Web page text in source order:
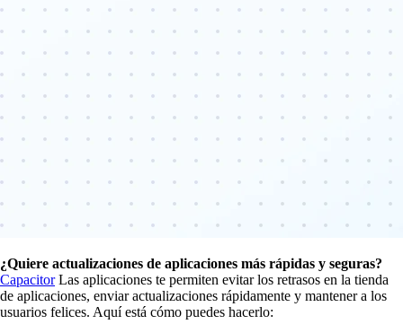
¿Quiere actualizaciones de aplicaciones más rápidas y seguras?
CapacitorLas aplicaciones te permiten evitar los retrasos en la tienda
de aplicaciones, enviar actualizaciones rápidamente y mantener a los
usuarios felices. Aquí está cómo puedes hacerlo: